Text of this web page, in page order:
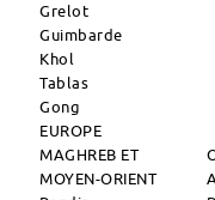
Grelot
Guimbarde
Khol
Tablas
Gong
EUROPE
MAGHREB ET
MOYEN-ORIENT